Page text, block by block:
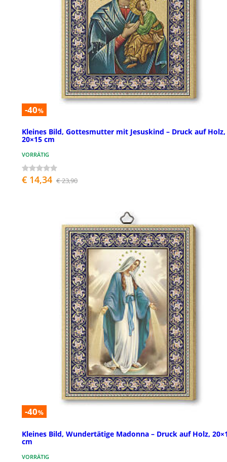
-40%
Kleines Bild, Gottesmutter mit Jesuskind – Druck auf Holz,
20×15 cm
VORRÄTIG
€ 14,34 € 23,90
-40%
Kleines Bild, Wundertätige Madonna – Druck auf Holz,
cm
VORRÄTIG